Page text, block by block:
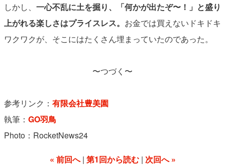
しかし、 一心不乱に土を掘り、「何かが出たぞ〜！」と盛り
上がれる楽しさはプライスレス。 お金では買えないドキドキ
ワクワクが、そこにはたくさん埋まっていたのであった。
〜つづく〜
参考リンク： 有限会社豊美園
執筆： GO羽鳥
Photo：RocketNews24
« 前回へ 第1回から読む 次回へ »